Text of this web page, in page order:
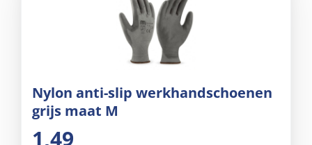
Nylon anti-slip werkhandschoenen
grijs maat M
1,49